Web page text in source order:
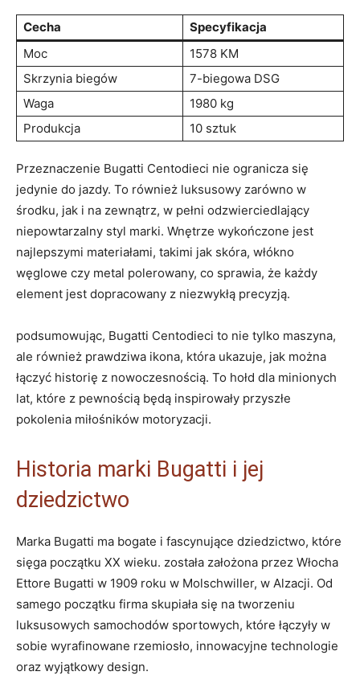
Cecha
Specyfikacja
Moc
1578 KM
Skrzynia ‍biegów
7-biegowa DSG
Waga
1980 kg
Produkcja
10 sztuk
Przeznaczenie Bugatti Centodieci nie ogranicza się
jedynie do jazdy. To ⁢również luksusowy zarówno w
środku, jak i ‍na⁢ zewnątrz, w ⁣pełni odzwierciedlający
niepowtarzalny styl marki. Wnętrze wykończone jest
najlepszymi materiałami, takimi jak skóra, włókno
⁢węglowe ​czy metal‍ polerowany, co sprawia, ⁤że każdy
element jest⁣ dopracowany z niezwykłą ⁢precyzją.
podsumowując, Bugatti Centodieci to nie tylko maszyna,
ale ⁢również prawdziwa ikona, która ukazuje, jak można
łączyć‍ historię z nowoczesnością. To hołd dla minionych​
lat, które z pewnością będą inspirowały przyszłe
⁣pokolenia miłośników motoryzacji.
Historia marki Bugatti i jej
‌dziedzictwo
Marka Bugatti ma bogate i ⁢fascynujące​ dziedzictwo, które
sięga początku XX wieku. została założona przez⁢ Włocha
Ettore Bugatti w⁢ 1909⁣ roku w ‍Molschwiller, w​ Alzacji. Od
samego początku firma skupiała się na tworzeniu
luksusowych samochodów sportowych, które łączyły w
sobie wyrafinowane rzemiosło, innowacyjne technologie
oraz wyjątkowy design.